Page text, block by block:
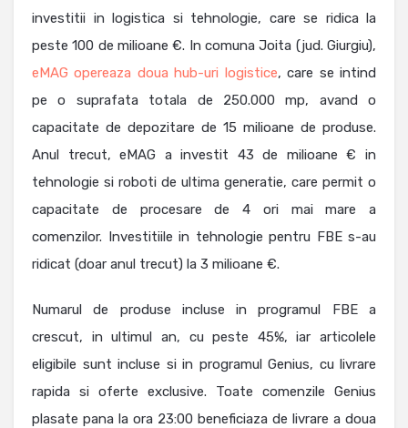
investitii in logistica si tehnologie, care se ridica la
peste 100 de milioane €. In comuna Joita (jud. Giurgiu),
eMAG opereaza doua hub-uri logistice, care se intind
pe o suprafata totala de 250.000 mp, avand o
capacitate de depozitare de 15 milioane de produse.
Anul trecut, eMAG a investit 43 de milioane € in
tehnologie si roboti de ultima generatie, care permit o
capacitate de procesare de 4 ori mai mare a
comenzilor. Investitiile in tehnologie pentru FBE s-au
ridicat (doar anul trecut) la 3 milioane €.
Numarul de produse incluse in programul FBE a
crescut, in ultimul an, cu peste 45%, iar articolele
eligibile sunt incluse si in programul Genius, cu livrare
rapida si oferte exclusive. Toate comenzile Genius
plasate pana la ora 23:00 beneficiaza de livrare a doua